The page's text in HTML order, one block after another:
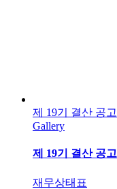
제 19기 결산 공고
Gallery
제 19기 결산 공고
재무상태표